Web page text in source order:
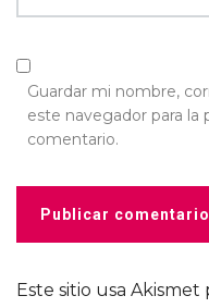
Guardar mi nombre,
este navegador para la
comentario.
Este sitio usa